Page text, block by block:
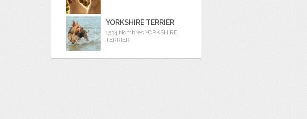
YORKSHIRE TERRIER
1534 Nombres YORKSHIRE
TERRIER